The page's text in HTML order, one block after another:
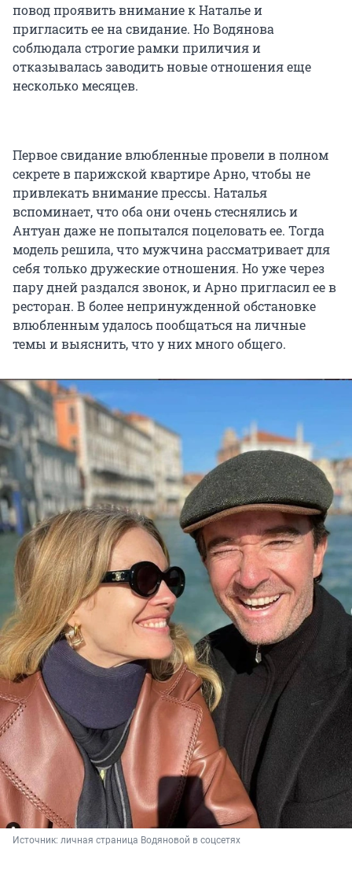
повод проявить внимание к Наталье и
пригласить ее на свидание. Но Водянова
соблюдала строгие рамки приличия и
отказывалась заводить новые отношения еще
несколько месяцев.
Первое свидание влюбленные провели в полном
секрете в парижской квартире Арно, чтобы не
привлекать внимание прессы. Наталья
вспоминает, что оба они очень стеснялись и
Антуан даже не попытался поцеловать ее. Тогда
модель решила, что мужчина рассматривает для
себя только дружеские отношения. Но уже через
пару дней раздался звонок, и Арно пригласил ее в
ресторан. В более непринужденной обстановке
влюбленным удалось пообщаться на личные
темы и выяснить, что у них много общего.
Источник: личная страница Водяновой в соцсетях